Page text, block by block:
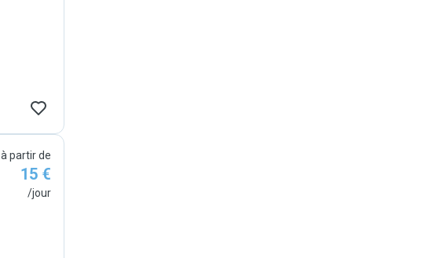
à partir de
15 €
/jour